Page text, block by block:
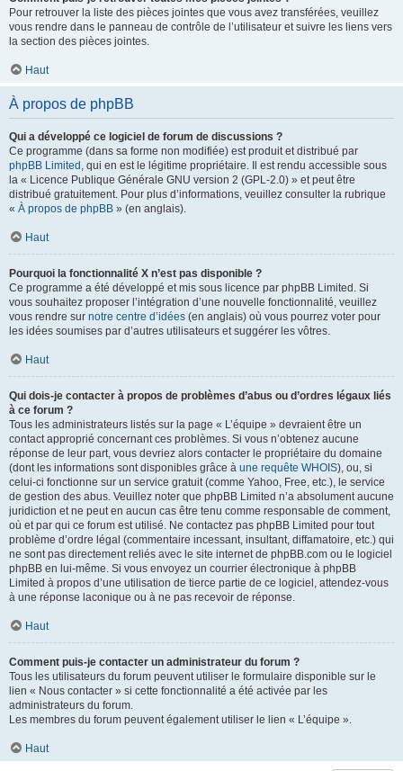
Pour retrouver la liste des pièces jointes que vous avez transférées, veuillez
vous rendre dans le panneau de contrôle de l’utilisateur et suivre les liens vers
la section des pièces jointes.
Haut
À propos de phpBB
Qui a développé ce logiciel de forum de discussions ?
Ce programme (dans sa forme non modifiée) est produit et distribué par
phpBB Limited , qui en est le légitime propriétaire. Il est rendu accessible sous
la « Licence Publique Générale GNU version 2 (GPL-2.0) » et peut être
distribué gratuitement. Pour plus d’informations, veuillez consulter la rubrique
« À propos de phpBB » (en anglais).
Haut
Pourquoi la fonctionnalité X n’est pas disponible ?
Ce programme a été développé et mis sous licence par phpBB Limited. Si
vous souhaitez proposer l’intégration d’une nouvelle fonctionnalité, veuillez
vous rendre sur notre centre d’idées (en anglais) où vous pourrez voter pour
les idées soumises par d’autres utilisateurs et suggérer les vôtres.
Haut
Qui dois-je contacter à propos de problèmes d’abus ou d’ordres légaux liés
à ce forum ?
Tous les administrateurs listés sur la page « L’équipe » devraient être un
contact approprié concernant ces problèmes. Si vous n’obtenez aucune
réponse de leur part, vous devriez alors contacter le propriétaire du domaine
(dont les informations sont disponibles grâce à une requête WHOIS), ou, si
celui-ci fonctionne sur un service gratuit (comme Yahoo, Free, etc.), le service
de gestion des abus. Veuillez noter que phpBB Limited n’a absolument aucune
juridiction et ne peut en aucun cas être tenu comme responsable de comment,
où et par qui ce forum est utilisé. Ne contactez pas phpBB Limited pour tout
problème d’ordre légal (commentaire incessant, insultant, diffamatoire, etc.) qui
ne sont pas directement reliés avec le site internet de phpBB.com ou le logiciel
phpBB en lui-même. Si vous envoyez un courrier électronique à phpBB
Limited à propos d’une utilisation de tierce partie de ce logiciel, attendez-vous
à une réponse laconique ou à ne pas recevoir de réponse.
Haut
Comment puis-je contacter un administrateur du forum ?
Tous les utilisateurs du forum peuvent utiliser le formulaire disponible sur le
lien « Nous contacter » si cette fonctionnalité a été activée par les
administrateurs du forum.
Les membres du forum peuvent également utiliser le lien « L’équipe ».
Haut